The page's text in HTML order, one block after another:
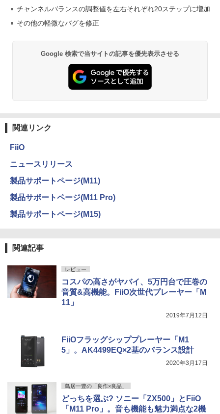
チャンネルバランスの調整値を左右それぞれ20ステップに増加
その他の軽微なバグを修正
Google 検索で当サイトの記事を優先表示させる
関連リンク
FiiO
ニュースリリース
製品サポートページ(M11)
製品サポートページ(M11 Pro)
製品サポートページ(M15)
関連記事
レビュー
コスパの高さがヤバイ、5万円台で圧巻の
音質&高機能。FiiO次世代プレーヤー「M
11」
2019年7月12日
FiiOフラッグシッププレーヤー「M1
5」。AK4499EQ×2基のバランス設計
2020年3月17日
鳥居一豊の「良作×良品」
どっちを選ぶ? ソニー「ZX500」とFiiO
「M11 Pro」。音も機能も魅力満点な2機